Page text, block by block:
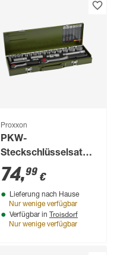
Proxxon
PKW-
Steckschlüsselsatz
'Industrial' mit
Ratschenschlüssel
1/4" x 1/2" 27-teilig
74,99 €
Lieferung nach Hause
Nur wenige verfügbar
Verfügbar in Troisdorf
Nur wenige verfügbar